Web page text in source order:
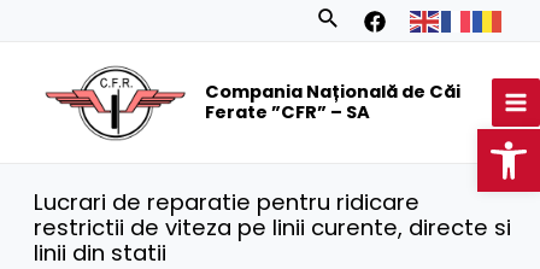
Search
Compania Națională de Căi
Ferate ”CFR” – SA
Lucrari de reparatie pentru ridicare
restrictii de viteza pe linii curente, directe si
linii din statii